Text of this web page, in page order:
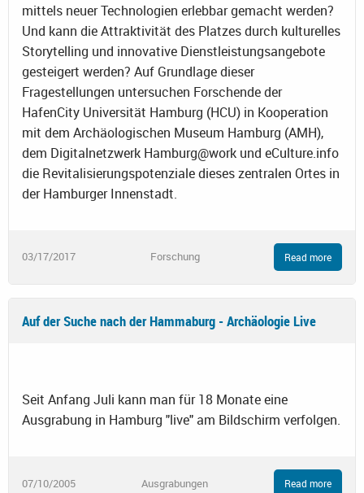
mittels neuer Technologien erlebbar gemacht werden?
Und kann die Attraktivität des Platzes durch kulturelles
Storytelling und innovative Dienstleistungsangebote
gesteigert werden? Auf Grundlage dieser
Fragestellungen untersuchen Forschende der
HafenCity Universität Hamburg (HCU) in Kooperation
mit dem Archäologischen Museum Hamburg (AMH),
dem Digitalnetzwerk Hamburg@work und eCulture.info
die Revitalisierungspotenziale dieses zentralen Ortes in
der Hamburger Innenstadt.
03/17/2017 Forschung Read more
Auf der Suche nach der Hammaburg - Archäologie Live
Seit Anfang Juli kann man für 18 Monate eine
Ausgrabung in Hamburg "live" am Bildschirm verfolgen.
07/10/2005 Ausgrabungen Read more